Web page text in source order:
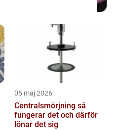
05 maj 2026
Centralsmörjning så
fungerar det och därför
lönar det sig